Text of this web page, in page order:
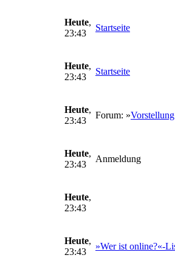
Heute,
23:43
Startseite
Heute,
23:43
Startseite
Heute,
23:43
Forum: »Vorstellung
Heute,
23:43
Anmeldung
Heute,
23:43
Heute,
23:43
»Wer ist online?«-